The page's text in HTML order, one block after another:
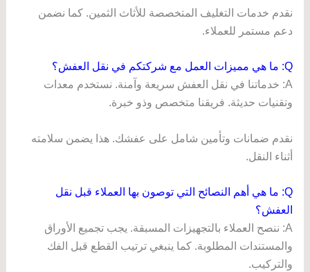
نقدم خدمات التغليف المتخصصة للأثاث الثمين. كما نضمن
دعم مستمر للعملاء.
Q: ما هي مميزات العمل مع شركتكم في نقل العفش؟
A: خدماتنا في نقل العفش سريعة وآمنة. نستخدم معدات
وتقنيات حديثة. فريقنا متخصص وذو خبرة.
نقدم ضمانات وتأمين شامل على عفشك. هذا يضمن سلامته
أثناء النقل.
Q: ما هي أهم النصائح التي توصون بها العملاء قبل نقل
العفش؟
A: ننصح العملاء بالتجهيزات المسبقة. يجب تجميع الأوراق
والمستندات المطلوبة. كما ينبغي ترتيب القطع قبل الفك
والتركيب.